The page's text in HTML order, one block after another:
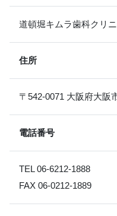
道頓堀キムラ歯科クリ
住所
〒542-0071 大阪府大阪
電話番号
TEL 06-6212-1888
FAX 06-0212-1889